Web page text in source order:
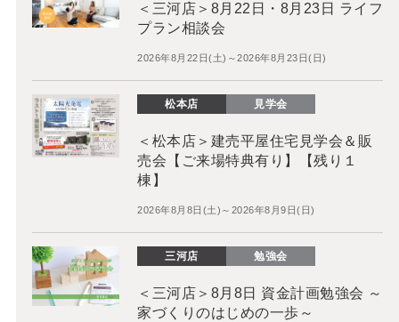
＜三河店＞8月22日・8月23日 ライフ
プラン相談会
2026年8月22日(土)～2026年8月23日(日)
松本店 見学会
＜松本店＞建売平屋住宅見学会＆販
売会【ご来場特典有り】【残り１
棟】
2026年8月8日(土)～2026年8月9日(日)
三河店 勉強会
＜三河店＞8月8日 資金計画勉強会 ～
家づくりのはじめの一歩～